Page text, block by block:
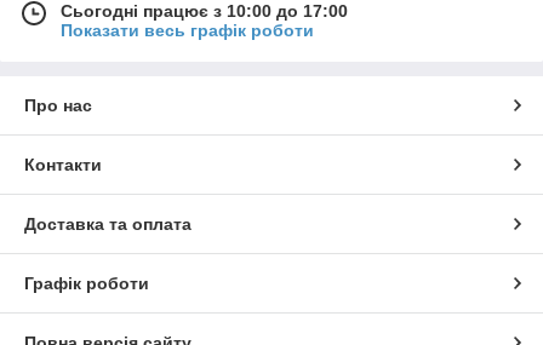
Сьогодні працює з 10:00 до 17:00
Показати весь графік роботи
Про нас
Контакти
Доставка та оплата
Графік роботи